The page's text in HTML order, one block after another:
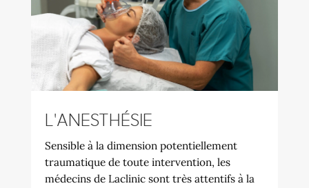
L'ANESTHÉSIE
Sensible à la dimension potentiellement
traumatique de toute intervention, les
médecins de Laclinic sont très attentifs à la